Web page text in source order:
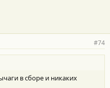
#74
в сборе и никаких